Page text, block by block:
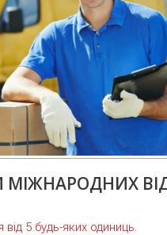
МІЖНАРОДНИХ
5 будь-яких одиниць.